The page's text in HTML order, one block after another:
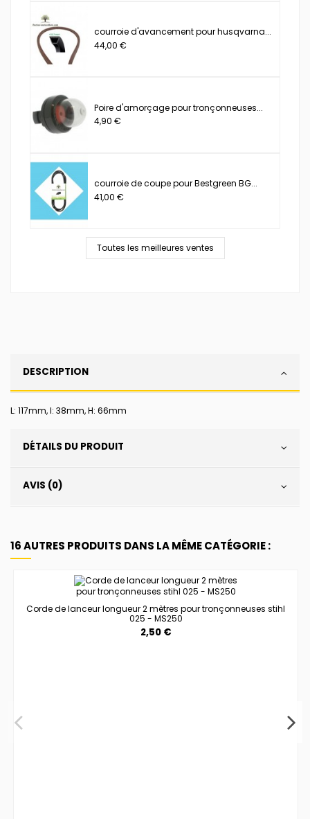
courroie d'avancement pour husqvarna...
44,00 €
Poire d'amorçage pour tronçonneuses...
4,90 €
courroie de coupe pour Bestgreen BG...
41,00 €
Toutes les meilleures ventes
DESCRIPTION
L: 117mm, l: 38mm, H: 66mm
DÉTAILS DU PRODUIT
AVIS (0)
16 AUTRES PRODUITS DANS LA MÊME CATÉGORIE :
Corde de lanceur longueur 2 mètres pour tronçonneuses stihl
025 - MS250
2,50 €